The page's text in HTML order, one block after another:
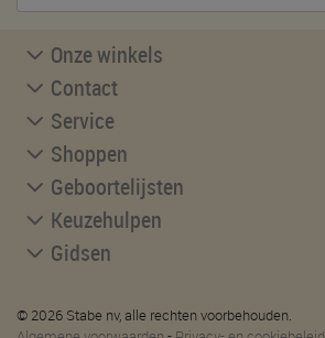
Onze winkels
Contact
Service
Shoppen
Geboortelijsten
Keuzehulpen
Gidsen
© 2026 Stabe nv, alle rechten voorbehouden.